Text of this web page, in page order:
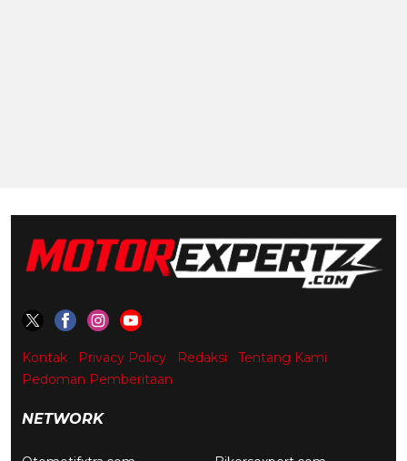
Kontak Privacy Policy Redaksi
Tentang Kami
Pedoman Pemberitaan
NETWORK